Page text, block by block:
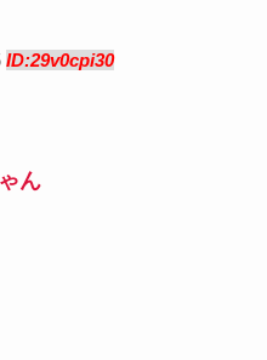
ID:29v0cpi30
ん